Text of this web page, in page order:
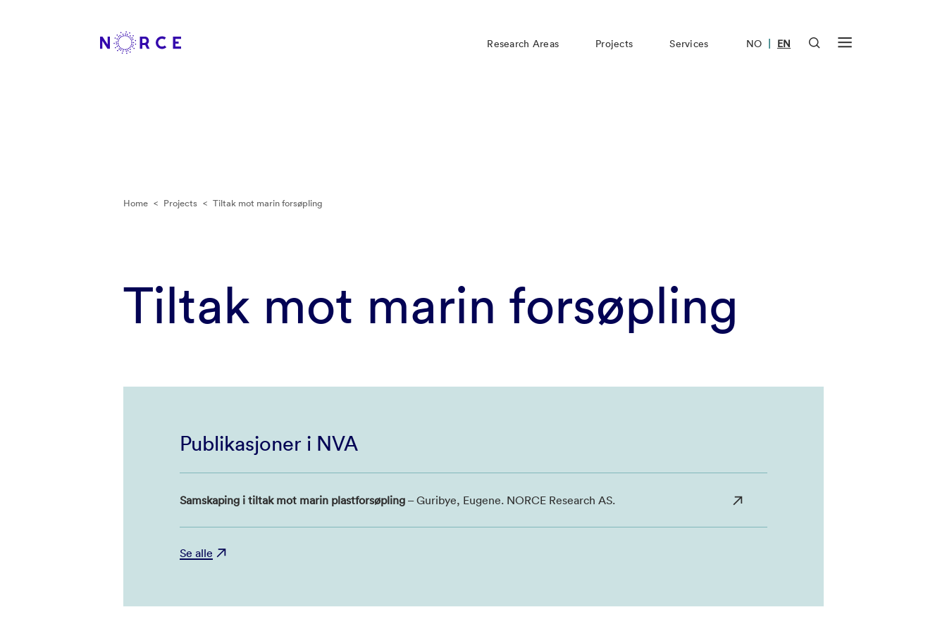
Research Areas Projects Services NO | EN
Home < Projects < Tiltak mot marin forsøpling
Tiltak mot marin forsøpling
Publikasjoner i NVA
Samskaping i tiltak mot marin plastforsøpling – Guribye, Eugene. NORCE Research AS.
Se alle